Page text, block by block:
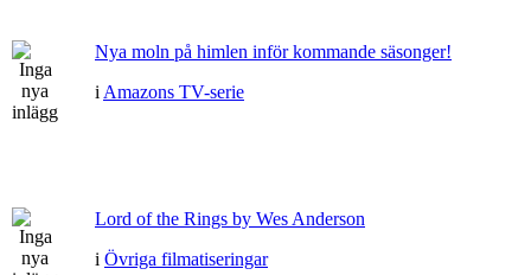
Nya moln på himlen inför kommande säsonger!
i Amazons TV-serie
Lord of the Rings by Wes Anderson
i Övriga filmatiseringar